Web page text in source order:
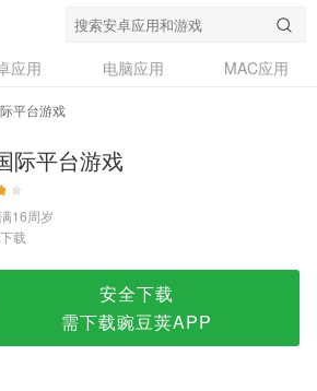
应用 电脑应用
MAC应用
题
平台游戏
际平台游戏
16周岁
载
安全下载
需下载豌豆荚APP